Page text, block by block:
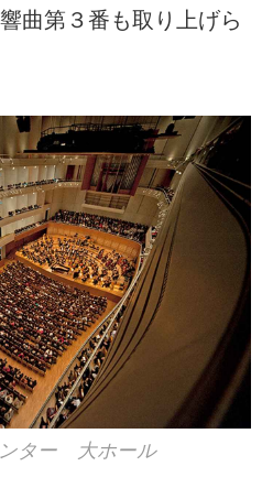
曲第３番も取り上げら
ンター 大ホール